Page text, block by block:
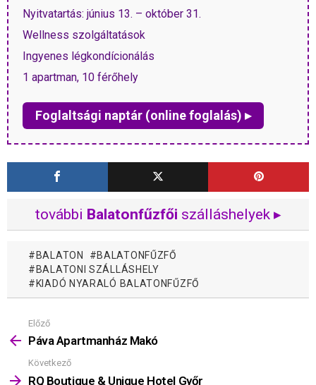
Nyitvatartás: június 13. – október 31.
Wellness szolgáltatások
Ingyenes légkondícionálás
1 apartman, 10 férőhely
Foglaltsági naptár (online foglalás) ▸
további Balatonfűzfői szálláshelyek ▸
BALATON
BALATONFŰZFŐ
BALATONI SZÁLLÁSHELY
KIADÓ NYARALÓ BALATONFŰZFŐ
Mutass
többet
Előző
Páva Apartmanház Makó
Következő
RQ Boutique & Unique Hotel Győr